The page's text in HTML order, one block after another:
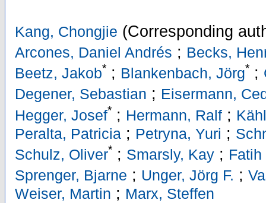
Kang, Chongjie (Corresponding
Arcones, Daniel Andrés ; Becks,
Beetz, Jakob* ; Blankenbach, Jörg* ;
Degener, Sebastian ; Eisermann,
Hegger, Josef* ; Hermann, Ralf ;
Peralta, Patricia ; Petryna, Yuri ;
Schulz, Oliver* ; Smarsly, Kay ;
Sprenger, Bjarne ; Unger, Jörg F. ;
Weiser, Martin ; Marx, Steffen